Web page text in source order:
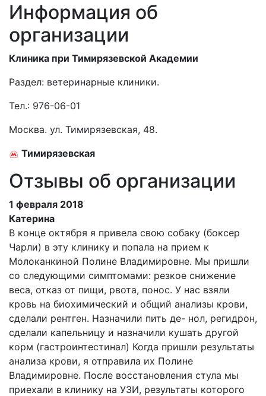
Информация об
организации
Клиника при Тимирязевской Академии
Раздел: ветеринарные клиники.
Тел.: 976-06-01
Москва. ул. Тимирязевская, 48.
Тимирязевская
Отзывы об организации
1 февраля 2018
Катерина
В конце октября я привела свою собаку (боксер
Чарли) в эту клинику и попала на прием к
Молоканкиной Полине Владимировне. Мы пришли
со следующими симптомами: резкое снижение
веса, отказ от пищи, рвота, понос. У нас взяли
кровь на биохимический и общий анализы крови,
сделали рентген. Назначили пить де- нол, регидрон,
сделали капельницу и назначили кушать другой
корм (гастроинтестинал) Когда пришли результаты
анализа крови, я отправила их Полине
Владимировне. После восстановления стула мы
приехали в клинику на УЗИ, результаты которого